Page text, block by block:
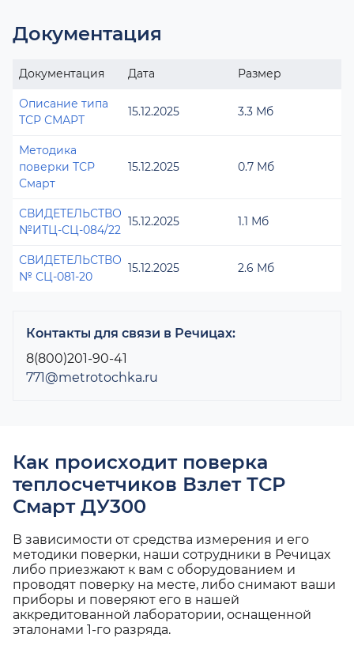
Документация
Документация Дата Размер
Описание типа
ТСР СМАРТ
15.12.2025 3.3 Мб
Методика
поверки ТСР
Смарт
15.12.2025 0.7 Мб
СВИДЕТЕЛЬСТВО
№ИТЦ-СЦ-084/22
15.12.2025 1.1 Мб
СВИДЕТЕЛЬСТВО
№ СЦ-081-20
15.12.2025 2.6 Мб
Контакты для связи в Речицах:
8(800)201-90-41
771@metrotochka.ru
Как происходит поверка
теплосчетчиков Взлет ТСР
Смарт ДУ300
В зависимости от средства измерения и его
методики поверки, наши сотрудники в Речицах
либо приезжают к вам с оборудованием и
проводят поверку на месте, либо снимают ваши
приборы и поверяют его в нашей
аккредитованной лаборатории, оснащенной
эталонами 1-го разряда.